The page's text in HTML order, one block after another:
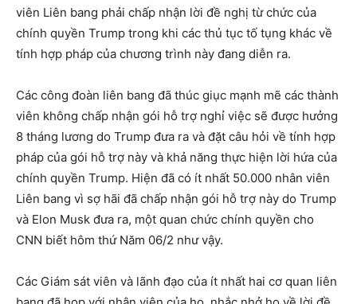
viên Liên bang phải chấp nhận lời đề nghị từ chức của
chính quyền Trump trong khi các thủ tục tố tụng khác về
tính hợp pháp của chương trình này đang diễn ra.
Các công đoàn liên bang đã thúc giục mạnh mẽ các thành
viên không chấp nhận gói hỗ trợ nghỉ việc sẽ được hưởng
8 tháng lương do Trump đưa ra và đặt câu hỏi về tính hợp
pháp của gói hỗ trợ này và khả năng thực hiện lời hứa của
chính quyền Trump. Hiện đã có ít nhất 50.000 nhân viên
Liên bang vì sợ hãi đã chấp nhận gói hỗ trợ này do Trump
và Elon Musk đưa ra, một quan chức chính quyền cho
CNN biết hôm thứ Năm 06/2 như vậy.
Các Giám sát viên và lãnh đạo của ít nhất hai cơ quan liên